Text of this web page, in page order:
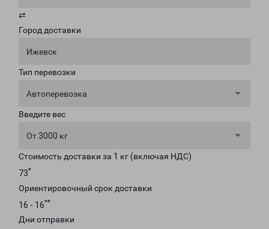
⇄
Город доставки
Ижевск
Тип перевозки
Автоперевозка
Введите вес
От 3000 кг
Стоимость доставки за 1 кг (включая НДС)
73*
Ориентировочный срок доставки
16 - 16**
Дни отправки